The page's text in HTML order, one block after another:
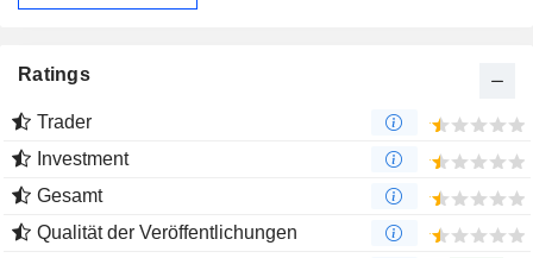
Ratings
Trader
Investment
Gesamt
Qualität der Veröffentlichungen